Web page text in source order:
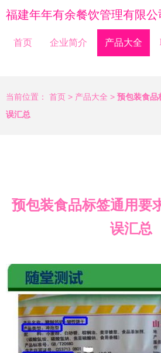
福建年年有余餐饮管理有限公
首页 企业简介 产品大全
当前位置： 首页 > 产品大全 > 预包装食品
误汇总
预包装食品标签通用要
误汇总